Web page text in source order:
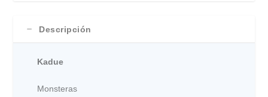
Descripción
Kadue
Monsteras